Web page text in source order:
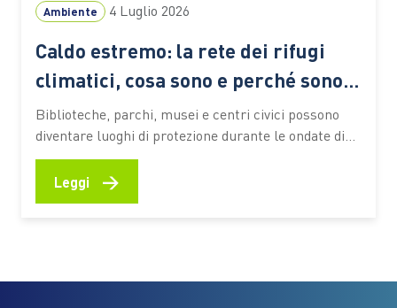
Ambiente 4 Luglio 2026
Caldo estremo: la rete dei rifugi
climatici, cosa sono e perché sono
sempre più importanti
Biblioteche, parchi, musei e centri civici possono
diventare luoghi di protezione durante le ondate di
calore. Ecco come funzionano queste reti urbane,
quali benefici offrono alle persone più vulnerabili e
quali esperienze stanno prendendo forma anche in
Leggi →